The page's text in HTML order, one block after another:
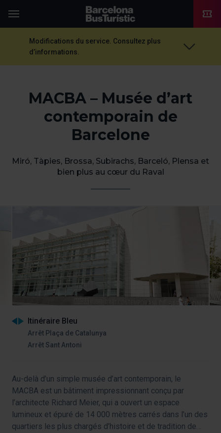
TMB-OCI
Modifications du service. Consultez plus
d’informations.
MACBA – Musée d’art
contemporain de
Barcelone
Miró, Tàpies, Brossa, Subirachs, Barceló, Plensa et
bien plus au cœur du Raval
Itinéraire Bleu
Arrêt Plaça de Catalunya
Arrêt Sant Antoni
Au-delà d’un simple musée d’art contemporain, le
MACBA est un bâtiment impressionnant conçu par
l’architecte Richard Meier, qui a ouvert un espace
lumineux et épuré de 14 000 mètres carrés dans l’un des
quartiers les plus chargés d’histoire et de tradition de